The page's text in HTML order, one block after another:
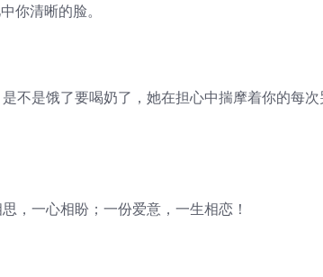
你清晰的脸。
不是饿了要喝奶了，她在担心中揣摩着你的每次
，一心相盼；一份爱意，一生相恋！